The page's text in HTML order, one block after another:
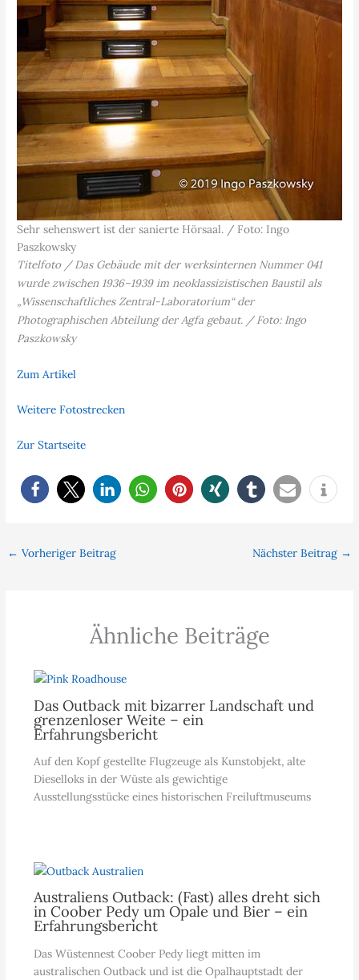
Sehr sehenswert ist der sanierte Hörsaal. / Foto: Ingo
Paszkowsky
Titelfoto / Das Gebäude mit der werksinternen Nummer 041
wurde zwischen 1936–1939 im neoklassizistischen Baustil als
„Wissenschaftliches Zentral-Laboratorium“ der
Photographischen Abteilung der Agfa gebaut. / Foto: Ingo
Paszkowsky
Zum Artikel
Weitere Fotostrecken
Zur Startseite
← Vorheriger Beitrag Nächster Beitrag →
Ähnliche Beiträge
Das Outback mit bizarrer Landschaft und
grenzenloser Weite – ein
Erfahrungsbericht
Auf den Kopf gestellte Flugzeuge als Kunstobjekt, alte
Dieselloks in der Wüste als gewichtige
Ausstellungsstücke eines historischen Freiluftmuseums
Australiens Outback: (Fast) alles dreht sich
in Coober Pedy um Opale und Bier – ein
Erfahrungsbericht
Das Wüstennest Coober Pedy liegt mitten im
australischen Outback und ist die Opalhauptstadt der